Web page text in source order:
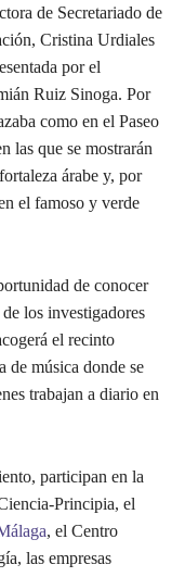
de Secretariado de
Cristina Urdiales
por el
Ruiz Sinoga. Por
como en el Paseo
las que se mostrarán
árabe y, por
el famoso y verde
de conocer
los investigadores
el recinto
de música donde se
trabajan a diario en
participan en la
Principia, el
, el Centro
las empresas